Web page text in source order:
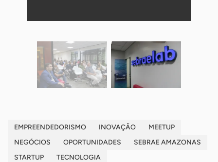
EMPREENDEDORISMO INOVAÇÃO
MEETUP
NEGÓCIOS
OPORTUNIDADES
SEBRAE AMAZONAS
STARTUP
TECNOLOGIA